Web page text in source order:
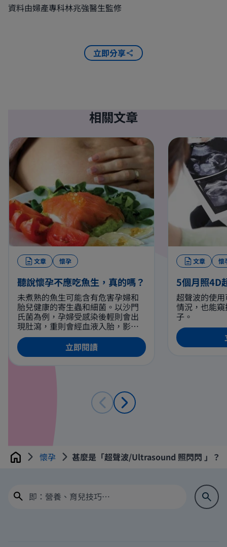
資料由婦產專科林兆強醫生監修
立即分享
相關文章
文章 懷孕
聽說懷孕不應吃魚生，真的嗎？
未煮熟的魚生可能含有危害孕婦和
胎兒健康的寄生蟲和細菌。以沙門
氏菌為例，孕婦受感染後輕則會出
現肚瀉，重則會經血液入胎，影響
腹中胎兒的健康。因此，建議孕婦
避免食用魚生刺身，如光顧壽司
店，請選擇完全熟透的壽司食材。
立即閱讀
文章 懷
5個月照4D
超聲波的使
情況，也能
子。
Home 懷孕 甚麼是「超聲波/Ultrasound 照閃閃 」？